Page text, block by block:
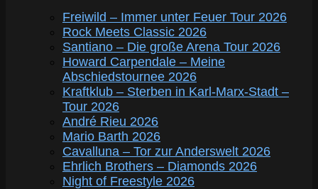
Freiwild – Immer unter Feuer Tour 2026
Rock Meets Classic 2026
Santiano – Die große Arena Tour 2026
Howard Carpendale – Meine
Abschiedstournee 2026
Kraftklub – Sterben in Karl-Marx-Stadt –
Tour 2026
André Rieu 2026
Mario Barth 2026
Cavalluna – Tor zur Anderswelt 2026
Ehrlich Brothers – Diamonds 2026
Night of Freestyle 2026